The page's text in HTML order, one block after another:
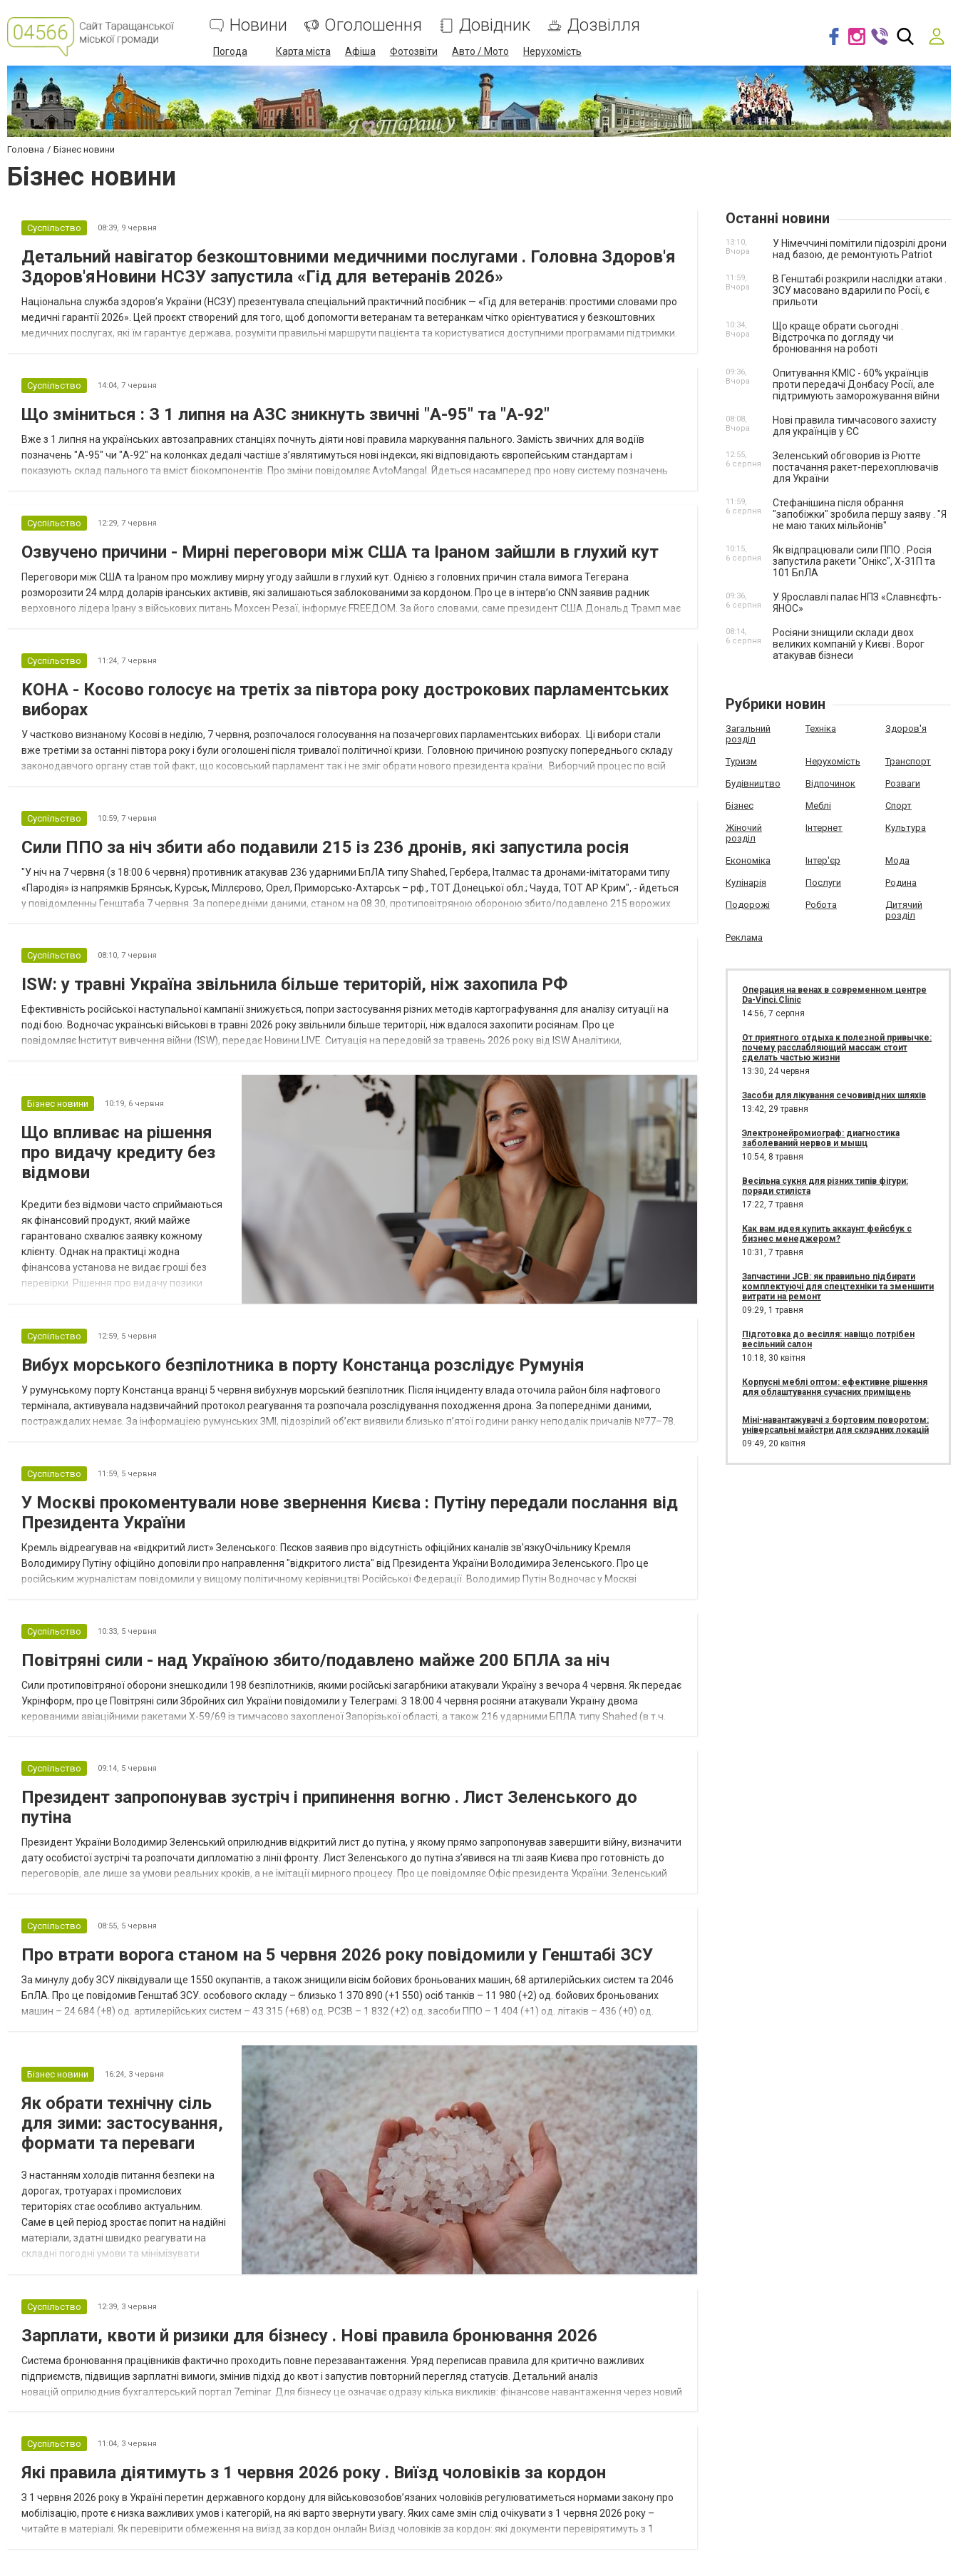
Новини Оголошення Довідник Дозвілля
Погода Карта міста Афіша Фотозвіти Авто / Мото Нерухомість
Головна Бізнес новини
Бізнес новини
Суспільство 08:39, 9 червня
Детальний навігатор безкоштовними медичними послугами . Головна Здоров'я
Здоров'яНовини НСЗУ запустила «Гід для ветеранів 2026»
Національна служба здоров’я України (НСЗУ) презентувала спеціальний практичний посібник — «Гід для ветеранів: простими словами про
медичні гарантії 2026». Цей проєкт створений для того, щоб допомогти ветеранам та ветеранкам чітко орієнтуватися у безкоштовних
медичних послугах, які їм гарантує держава, розуміти правильні маршрути пацієнта та користуватися доступними програмами підтримки.
Суспільство 14:04, 7 червня
Що зміниться : З 1 липня на АЗС зникнуть звичні "А-95" та "А-92"
Вже з 1 липня на українських автозаправних станціях почнуть діяти нові правила маркування пального. Замість звичних для водіїв
позначень "А-95" чи "А-92" на колонках дедалі частіше з’являтимуться нові індекси, які відповідають європейським стандартам і
показують склад пального та вміст біокомпонентів. Про зміни повідомляє AvtoMangal. Йдеться насамперед про нову систему позначень
Суспільство 12:29, 7 червня
Озвучено причини - Мирні переговори між США та Іраном зайшли в глухий кут
Переговори між США та Іраном про можливу мирну угоду зайшли в глухий кут. Однією з головних причин стала вимога Тегерана
розморозити 24 млрд доларів іранських активів, які залишаються заблокованими за кордоном. Про це в інтерв’ю CNN заявив радник
верховного лідера Ірану з військових питань Мохсен Резаї, інформує FREEДOM. За його словами, саме президент США Дональд Трамп має
Суспільство 11:24, 7 червня
KOHA - Косово голосує на третіх за півтора року дострокових парламентських
виборах
У частково визнаному Косові в неділю, 7 червня, розпочалося голосування на позачергових парламентських виборах. Ці вибори стали
вже третіми за останні півтора року і були оголошені після тривалої політичної кризи. Головною причиною розпуску попереднього складу
законодавчого органу став той факт, що косовський парламент так і не зміг обрати нового президента країни. Виборчий процес по всій
Суспільство 10:59, 7 червня
Сили ППО за ніч збити або подавили 215 із 236 дронів, які запустила росія
"У ніч на 7 червня (з 18:00 6 червня) противник атакував 236 ударними БпЛА типу Shahed, Гербера, Італмас та дронами-імітаторами типу
«Пародія» із напрямків Брянськ, Курськ, Міллєрово, Орел, Приморсько-Ахтарськ – рф., ТОТ Донецької обл.; Чауда, ТОТ АР Крим", - йдеться
у повідомленны Генштаба 7 червня. За попередніми даними, станом на 08.30, протиповітряною обороною збито/подавлено 215 ворожих
Суспільство 08:10, 7 червня
ISW: у травні Україна звільнила більше територій, ніж захопила РФ
Ефективність російської наступальної кампанії знижується, попри застосування різних методів картографування для аналізу ситуації на
поді бою. Водночас українські військові в травні 2026 року звільнили більше території, ніж вдалося захопити росіянам. Про це
повідомляє Інститут вивчення війни (ISW), передає Новини.LIVE. Ситуація на передовій за травень 2026 року від ISW Аналітики,
Бізнес новини 10:19, 6 червня
Що впливає на рішення
про видачу кредиту без
відмови
Кредити без відмови часто сприймаються
як фінансовий продукт, який майже
гарантовано схвалює заявку кожному
клієнту. Однак на практиці жодна
фінансова установа не видає гроші без
перевірки. Рішення про видачу позики
допомагає краще оцінити свої шанси та
відповідальніше підходити до оформлення
кредиту. Чи існують кредити без відмови
насправді Поняття «кредит без відмови» є
рад...
Суспільство 12:59, 5 червня
Вибух морського безпілотника в порту Констанца розслідує Румунія
У румунському порту Констанца вранці 5 червня вибухнув морський безпілотник. Після інциденту влада оточила район біля нафтового
термінала, активувала надзвичайний протокол реагування та розпочала розслідування походження дрона. За попередніми даними,
постраждалих немає. За інформацією румунських ЗМІ, підозрілий об’єкт виявили близько п’ятої години ранку неподалік причалів №77–78.
Суспільство 11:59, 5 червня
У Москві прокоментували нове звернення Києва : Путіну передали послання від
Президента України
Кремль відреагував на «відкритий лист» Зеленського: Пєсков заявив про відсутність офіційних каналів зв'язкуОчільнику Кремля
Володимиру Путіну офіційно доповіли про направлення "відкритого листа" від Президента України Володимира Зеленського. Про це
російським журналістам повідомили у вищому політичному керівництві Російської Федерації. Володимир Путін Водночас у Москві
Суспільство 10:33, 5 червня
Повітряні сили - над Україною збито/подавлено майже 200 БПЛА за ніч
Сили протиповітряної оборони знешкодили 198 безпілотників, якими російські загарбники атакували Україну з вечора 4 червня. Як передає
Укрінформ, про це Повітряні сили Збройних сил України повідомили у Телеграмі. З 18:00 4 червня росіяни атакували Україну двома
керованими авіаційними ракетами Х-59/69 із тимчасово захопленої Запорізької області, а також 216 ударними БПЛА типу Shahed (в т.ч.
Суспільство 09:14, 5 червня
Президент запропонував зустріч і припинення вогню . Лист Зеленського до
путіна
Президент України Володимир Зеленський оприлюднив відкритий лист до путіна, у якому прямо запропонував завершити війну, визначити
дату особистої зустрічі та розпочати дипломатію з лінії фронту. Лист Зеленського до путіна з’явився на тлі заяв Києва про готовність до
переговорів, але лише за умови реальних кроків, а не імітації мирного процесу. Про це повідомляє Офіс президента України. Зеленський
Суспільство 08:55, 5 червня
Про втрати ворога станом на 5 червня 2026 року повідомили у Генштабі ЗСУ
За минулу добу ЗСУ ліквідували ще 1550 окупантів, а також знищили вісім бойових броньованих машин, 68 артилерійських систем та 2046
БпЛА. Про це повідомив Генштаб ЗСУ. особового складу – близько 1 370 890 (+1 550) осіб танків – 11 980 (+2) од. бойових броньованих
машин – 24 684 (+8) од. артилерійських систем – 43 315 (+68) од. РСЗВ – 1 832 (+2) од. засоби ППО – 1 404 (+1) од. літаків – 436 (+0) од.
Бізнес новини 16:24, 3 червня
Як обрати технічну сіль
для зими: застосування,
формати та переваги
З настанням холодів питання безпеки на
дорогах, тротуарах і промислових
територіях стає особливо актуальним.
Саме в цей період зростає попит на надійні
матеріали, здатні швидко реагувати на
складні погодні умови та мінімізувати
зимового утримання територій, розповімо
про особливості технічної солі та піщано-
сольових сумішей, а також підкажемо, як
обрати оптимальний варіант для різних
потреб....
Суспільство 12:39, 3 червня
Зарплати, квоти й ризики для бізнесу . Нові правила бронювання 2026
Система бронювання працівників фактично проходить повне перезавантаження. Уряд переписав правила для критично важливих
підприємств, підвищив зарплатні вимоги, змінив підхід до квот і запустив повторний перегляд статусів. Детальний аналіз
новацій оприлюднив бухгалтерський портал 7eminar. Для бізнесу це означає одразу кілька викликів: фінансове навантаження через новий
Суспільство 11:04, 3 червня
Які правила діятимуть з 1 червня 2026 року . Виїзд чоловіків за кордон
З 1 червня 2026 року в Україні перетин державного кордону для військовозобов’язаних чоловіків регулюватиметься нормами закону про
мобілізацію, проте є низка важливих умов і категорій, на які варто звернути увагу. Яких саме змін слід очікувати з 1 червня 2026 року –
читайте в матеріалі. Як перевірити обмеження на виїзд за кордон онлайн Виїзд чоловіків за кордон: які документи перевірятимуть з 1
Останні новини
У Німеччині помітили підозрілі дрони
над базою, де ремонтують Patriot
13:10,
Вчора
В Генштабі розкрили наслідки атаки .
ЗСУ масовано вдарили по Росії, є
прильоти
11:59,
Вчора
Що краще обрати сьогодні .
Відстрочка по догляду чи
бронювання на роботі
10:34,
Вчора
Опитування КМІС - 60% українців
проти передачі Донбасу Росії, але
підтримують заморожування війни
09:36,
Вчора
Нові правила тимчасового захисту
для українців у ЄС
08:08,
Вчора
Зеленський обговорив із Рютте
постачання ракет-перехоплювачів
для України
12:55,
6 серпня
Стефанішина після обрання
"запобіжки" зробила першу заяву . "Я
не маю таких мільйонів"
11:59,
6 серпня
Як відпрацювали сили ППО . Росія
запустила ракети "Онікс", Х-31П та
101 БпЛА
10:15,
6 серпня
У Ярославлі палає НПЗ «Славнєфть-
ЯНОС»
09:36,
6 серпня
Росіяни знищили склади двох
великих компаній у Києві . Ворог
атакував бізнеси
08:14,
6 серпня
Рубрики новин
Загальний
розділ
Техніка Здоров'я
Туризм Нерухомість Транспорт
Будівництво Відпочинок Розваги
Бізнес Меблі Спорт
Жіночий
розділ
Інтернет Культура
Економіка Інтер'єр Мода
Кулінарія Послуги Родина
Подорожі Робота
Дитячий
розділ
Реклама
Операция на венах в современном центре
Da-Vinci.Clinic
14:56, 7 серпня
От приятного отдыха к полезной привычке:
почему расслабляющий массаж стоит
сделать частью жизни
13:30, 24 червня
Засоби для лікування сечовивідних шляхів
13:42, 29 травня
Электронейромиограф: диагностика
заболеваний нервов и мышц
10:54, 8 травня
Весільна сукня для різних типів фігури:
поради стиліста
17:22, 7 травня
Как вам идея купить аккаунт фейсбук с
бизнес менеджером?
10:31, 7 травня
Запчастини JCB: як правильно підбирати
комплектуючі для спецтехніки та зменшити
витрати на ремонт
09:29, 1 травня
Підготовка до весілля: навіщо потрібен
весільний салон
10:18, 30 квітня
Корпусні меблі оптом: ефективне рішення
для облаштування сучасних приміщень
Міні-навантажувачі з бортовим поворотом:
універсальні майстри для складних локацій
09:49, 20 квітня